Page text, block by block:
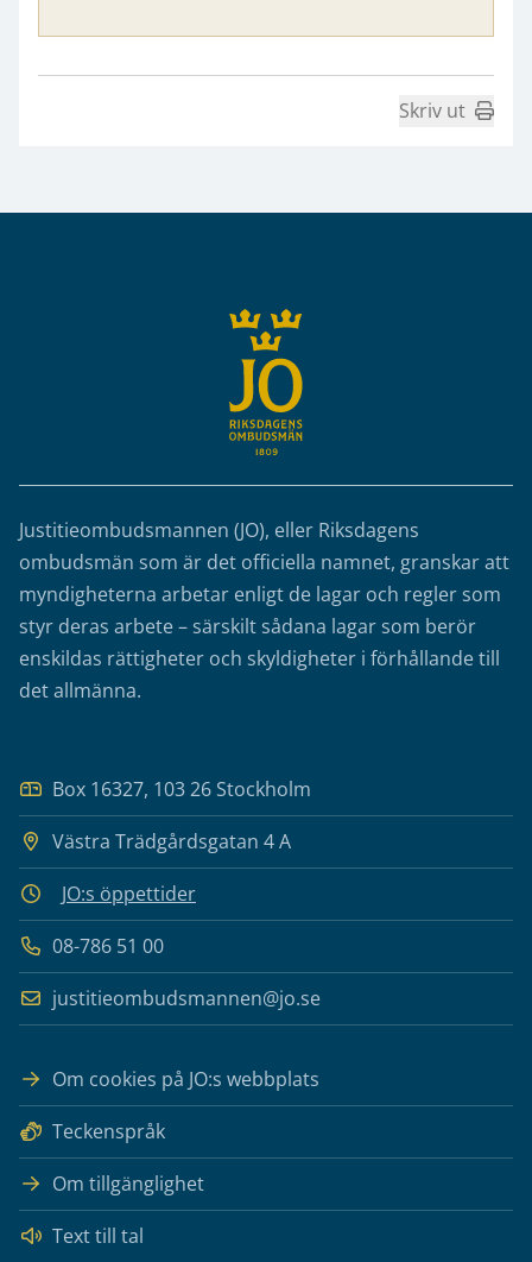
Skriv ut
Justitieombudsmannen (JO), eller Riksdagens
ombudsmän som är det officiella namnet, granskar att
myndigheterna arbetar enligt de lagar och regler som
styr deras arbete – särskilt sådana lagar som berör
enskildas rättigheter och skyldigheter i förhållande till
det allmänna.
Box 16327, 103 26 Stockholm
Västra Trädgårdsgatan 4 A
JO:s öppettider
08-786 51 00
justitieombudsmannen@jo.se
Om cookies på JO:s webbplats
Teckenspråk
Om tillgänglighet
Text till tal